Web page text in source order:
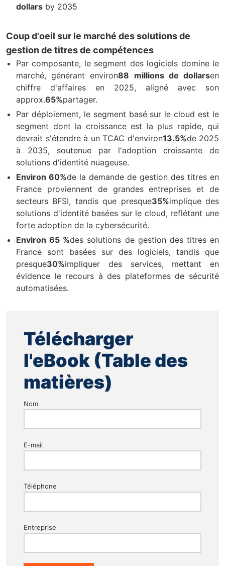
dollars by 2035
Coup d'oeil sur le marché des solutions de
gestion de titres de compétences
Par composante, le segment des logiciels domine le
marché, générant environ88 millions de dollarsen
chiffre d'affaires en 2025, aligné avec son
approx.65%partager.
Par déploiement, le segment basé sur le cloud est le
segment dont la croissance est la plus rapide, qui
devrait s'étendre à un TCAC d'environ13.5%de 2025
à 2035, soutenue par l'adoption croissante de
solutions d'identité nuageuse.
Environ 60%de la demande de gestion des titres en
France proviennent de grandes entreprises et de
secteurs BFSI, tandis que presque35%implique des
solutions d'identité basées sur le cloud, reflétant une
forte adoption de la cybersécurité.
Environ 65 %des solutions de gestion des titres en
France sont basées sur des logiciels, tandis que
presque30%impliquer des services, mettant en
évidence le recours à des plateformes de sécurité
automatisées.
Télécharger
l'eBook (Table des
matières)
Nom
E-mail
Téléphone
Entreprise